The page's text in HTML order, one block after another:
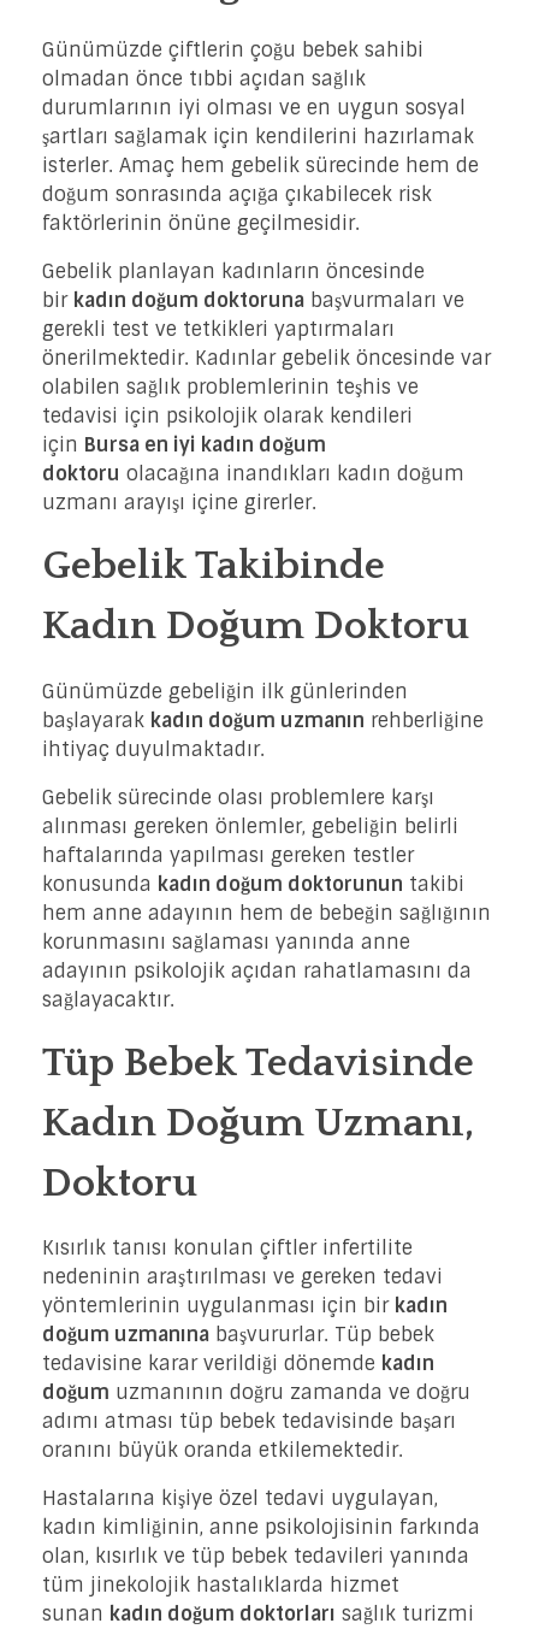
Günümüzde çiftlerin çoğu bebek sahibi
olmadan önce tıbbi açıdan sağlık
durumlarının iyi olması ve en uygun sosyal
şartları sağlamak için kendilerini hazırlamak
isterler. Amaç hem gebelik sürecinde hem de
doğum sonrasında açığa çıkabilecek risk
faktörlerinin önüne geçilmesidir.
Gebelik planlayan kadınların öncesinde
bir kadın doğum doktoruna başvurmaları ve
gerekli test ve tetkikleri yaptırmaları
önerilmektedir. Kadınlar gebelik öncesinde var
olabilen sağlık problemlerinin teşhis ve
tedavisi için psikolojik olarak kendileri
için Bursa en iyi kadın doğum
doktoru olacağına inandıkları kadın doğum
uzmanı arayışı içine girerler.
Gebelik Takibinde
Kadın Doğum Doktoru
Günümüzde gebeliğin ilk günlerinden
başlayarak kadın doğum uzmanın rehberliğine
ihtiyaç duyulmaktadır.
Gebelik sürecinde olası problemlere karşı
alınması gereken önlemler, gebeliğin belirli
haftalarında yapılması gereken testler
konusunda kadın doğum doktorunun takibi
hem anne adayının hem de bebeğin sağlığının
korunmasını sağlaması yanında anne
adayının psikolojik açıdan rahatlamasını da
sağlayacaktır.
Tüp Bebek Tedavisinde
Kadın Doğum Uzmanı,
Doktoru
Kısırlık tanısı konulan çiftler infertilite
nedeninin araştırılması ve gereken tedavi
yöntemlerinin uygulanması için bir kadın
doğum uzmanına başvururlar. Tüp bebek
tedavisine karar verildiği dönemde kadın
doğum uzmanının doğru zamanda ve doğru
adımı atması tüp bebek tedavisinde başarı
oranını büyük oranda etkilemektedir.
Hastalarına kişiye özel tedavi uygulayan,
kadın kimliğinin, anne psikolojisinin farkında
olan, kısırlık ve tüp bebek tedavileri yanında
tüm jinekolojik hastalıklarda hizmet
sunan kadın doğum doktorları sağlık turizmi